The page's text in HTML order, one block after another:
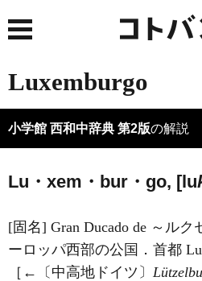
Luxemburgo
小学館 西和中辞典 第2版の解説
Lu・xem・bur・go, [lu
[固名] Gran Ducado de ～ル
ーロッパ西部の公国．首都
［←〔中高地ドイツ〕